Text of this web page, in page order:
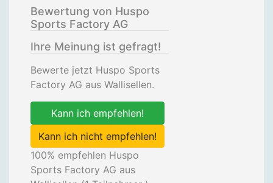
Bewertung von Huspo
Sports Factory AG
Ihre Meinung ist gefragt!
Bewerte jetzt Huspo Sports
Factory AG aus Wallisellen.
Kann ich empfehlen!
Kann ich nicht empfehlen!
100% empfehlen Huspo
Sports Factory AG aus